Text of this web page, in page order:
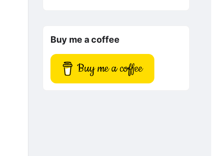
Buy me a coffee
Buy me a coffee